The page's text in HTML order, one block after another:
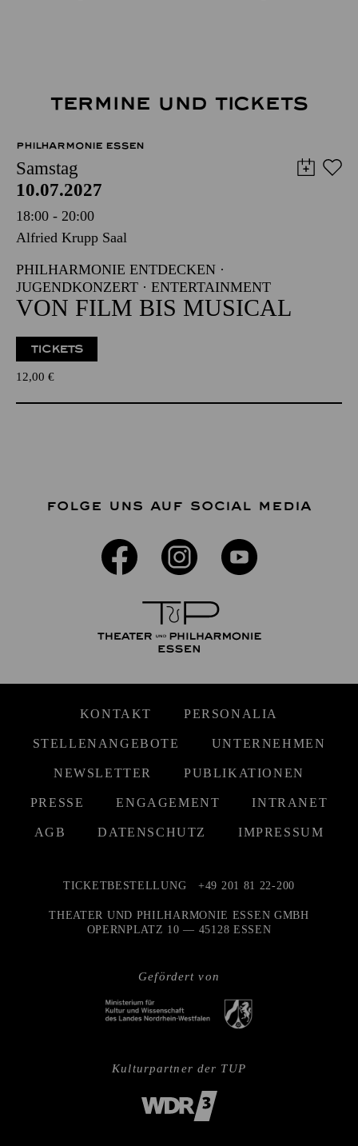
TERMINE UND TICKETS
PHILHARMONIE ESSEN
Samstag
10.07.2027
18:00 - 20:00
Alfried Krupp Saal
PHILHARMONIE ENTDECKEN ·
JUGENDKONZERT · ENTERTAINMENT
VON FILM BIS MUSICAL
TICKETS
12,00 €
FOLGE UNS AUF SOCIAL MEDIA
KONTAKT PERSONALIA
STELLENANGEBOTE UNTERNEHMEN
NEWSLETTER PUBLIKATIONEN
PRESSE ENGAGEMENT INTRANET
AGB DATENSCHUTZ IMPRESSUM
Gefördert von
TICKETBESTELLUNG +49 201 81 22-200
THEATER UND PHILHARMONIE ESSEN GMBH
OPERNPLATZ 10 — 45128 ESSEN
Kulturpartner der TUP